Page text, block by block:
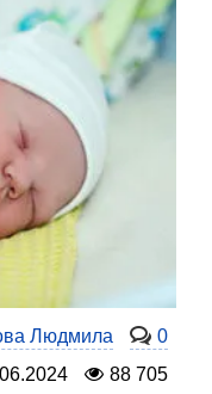
Людмила
0
88 705